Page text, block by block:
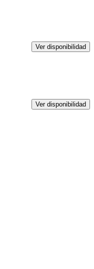
Ver disponibilidad
Ver disponibilidad